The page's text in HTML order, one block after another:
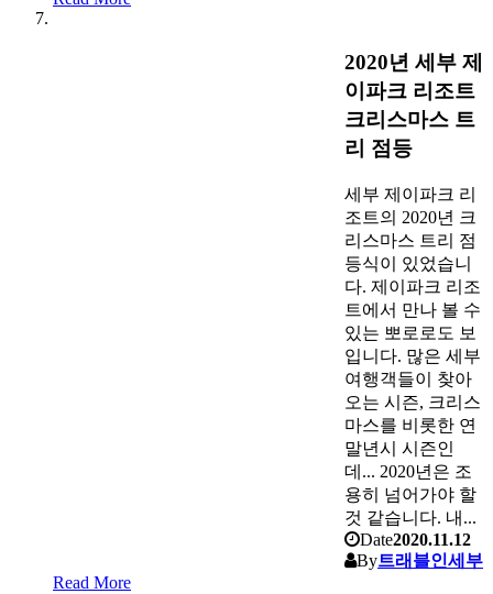
2020년 세부 제
이파크 리조트
크리스마스 트
리 점등
세부 제이파크 리
조트의 2020년 크
리스마스 트리 점
등식이 있었습니
다. 제이파크 리조
트에서 만나 볼 수
있는 뽀로로도 보
입니다. 많은 세부
여행객들이 찾아
오는 시즌, 크리스
마스를 비롯한 연
말년시 시즌인
데... 2020년은 조
용히 넘어가야 할
것 같습니다. 내...
Date2020.11.12
By트래블인세부
Read More